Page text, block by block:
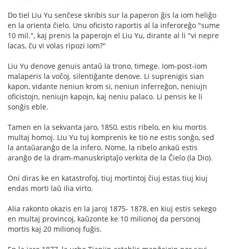
Do tiel Liu Yu senĉese skribis sur la paperon ĝis la iom heliĝo
en la orienta ĉielo. Unu oficisto raportis al la inferoreĝo "sume
10 mil.", kaj prenis la paperojn el Liu Yu, dirante al li "vi nepre
lacas, ĉu vi volas ripozi iom?"
Liu Yu denove genuis antaŭ la trono, timege. Iom-post-iom
malaperis la voĉoj, silentiĝante denove. Li suprenigis sian
kapon, vidante neniun krom si, neniun inferreĝon, neniujn
oficistojn, neniujn kapojn, kaj neniu palaco. Li pensis ke li
sonĝis eble.
Tamen en la sekvanta jaro, 1850, estis ribelo, en kiu mortis
multaj homoj. Liu Yu tuj komprenis ke tio ne estis sonĝo, sed
la antaŭaranĝo de la infero. Nome, la ribelo ankaŭ estis
aranĝo de la dram-manuskriptaĵo verkita de la Ĉielo (la Dio).
Oni diras ke en katastrofoj, tiuj mortintoj ĉiuj estas tiuj kiuj
endas morti laŭ ilia virto.
Alia rakonto okazis en la jaroj 1875- 1878, en kiuj estis sekego
en multaj provincoj, kaŭzonte ke 10 milionoj da personoj
mortis kaj 20 milionoj fuĝis.